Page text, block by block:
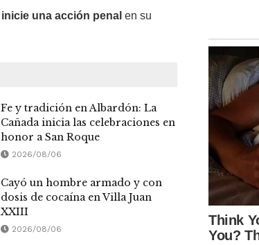
inicie una acción penal en su
Fe y tradición en Albardón: La
Cañada inicia las celebraciones en
honor a San Roque
2026/08/06
Cayó un hombre armado y con
dosis de cocaína en Villa Juan
XXIII
2026/08/06